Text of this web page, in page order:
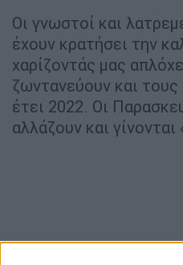
Οι γνωστοί και
έχουν κρατήσει την
χαρίζοντάς μας
ζωντανεύουν και
έτει 2022. Οι
αλλάζουν και γίνονται